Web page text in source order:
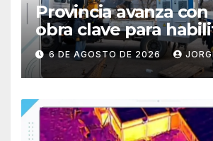
Provincia avanza
obra clave para
nueva subestación
Hospital Santa
Rawson
6 DE AGOSTO DE 2026